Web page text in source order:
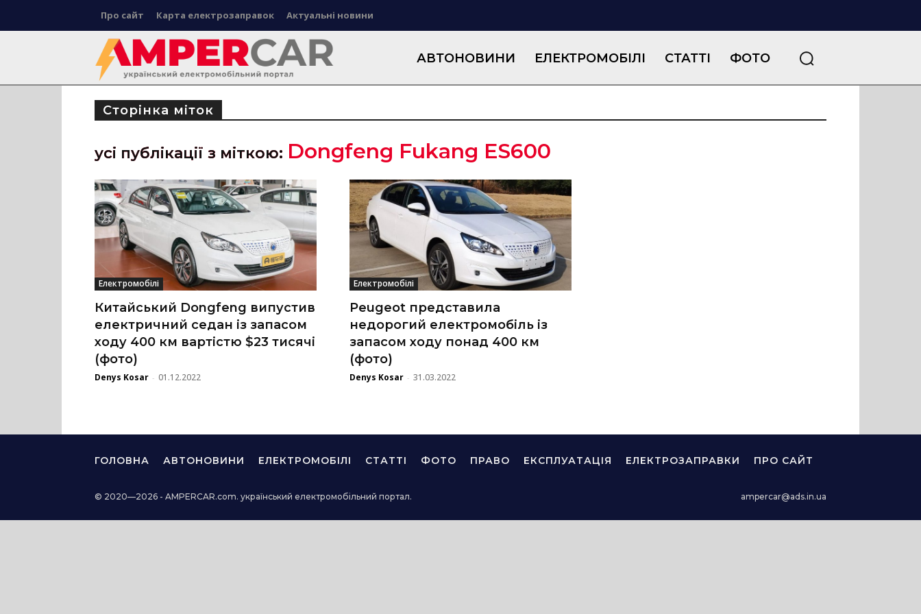
Про сайт Карта електрозаправок Актуальні новини
АВТОНОВИНИ ЕЛЕКТРОМОБІЛІ СТАТТІ ФОТО
Сторінка міток
усі публікації з міткою: Dongfeng Fukang ES600
Електромобілі
Китайський Dongfeng випустив
електричний седан із запасом
ходу 400 км вартістю $23 тисячі
(фото)
Denys Kosar - 01.12.2022
Електромобілі
Peugeot представила
недорогий електромобіль із
запасом ходу понад 400 км
(фото)
Denys Kosar - 31.03.2022
ГОЛОВНА АВТОНОВИНИ ЕЛЕКТРОМОБІЛІ СТАТТІ ФОТО ПРАВО ЕКСПЛУАТАЦІЯ ЕЛЕКТРОЗАПРАВКИ ПРО САЙТ
© 2020—2026 - AMPERCAR.com. український електромобільний портал. ampercar@ads.in.ua